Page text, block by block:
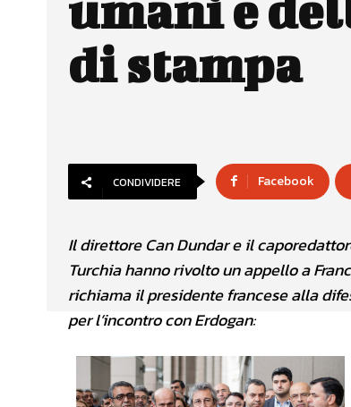
di stampa
CONDIVIDERE Facebook
Il direttore Can Dundar e il
Turchia hanno rivolto un appello a
richiama il presidente francese alla
per l’incontro con Erdogan: